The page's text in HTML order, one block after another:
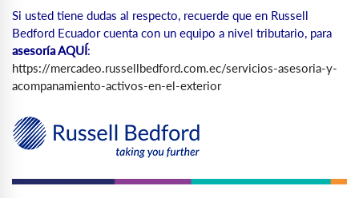
Si usted tiene dudas al respecto, recuerde que en Russell
Bedford Ecuador cuenta con un equipo a nivel tributario, para
asesoría AQUÍ:
https://mercadeo.russellbedford.com.ec/servicios-asesoria-y-
acompanamiento-activos-en-el-exterior